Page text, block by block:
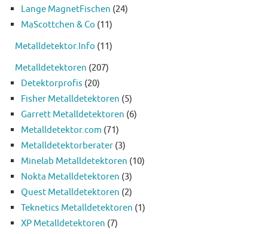
Lange MagnetFischen (24)
MaScottchen & Co (11)
Metalldetektor.Info (11)
Metalldetektoren (207)
Detektorprofis (20)
Fisher Metalldetektoren (5)
Garrett Metalldetektoren (6)
Metalldetektor.com (71)
Metalldetektorberater (3)
Minelab Metalldetektoren (10)
Nokta Metalldetektoren (3)
Quest Metalldetektoren (2)
Teknetics Metalldetektoren (1)
XP Metalldetektoren (7)